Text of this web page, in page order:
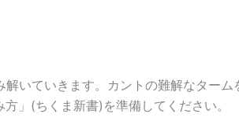
いていきます。カントの難解なター
」(ちくま新書)を準備してください。